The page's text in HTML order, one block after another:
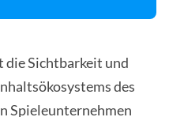
Sichtbarkeit und
des
Spieleunternehmen